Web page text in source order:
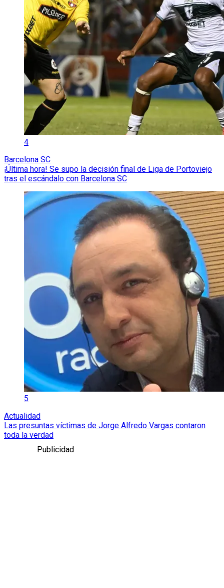
4
Barcelona SC
¡Última hora! Se supo la decisión final de Liga de Portoviejo
tras el escándalo con Barcelona SC
5
Actualidad
Las presuntas víctimas de Jorge Alfredo Vargas contaron
toda la verdad
Publicidad